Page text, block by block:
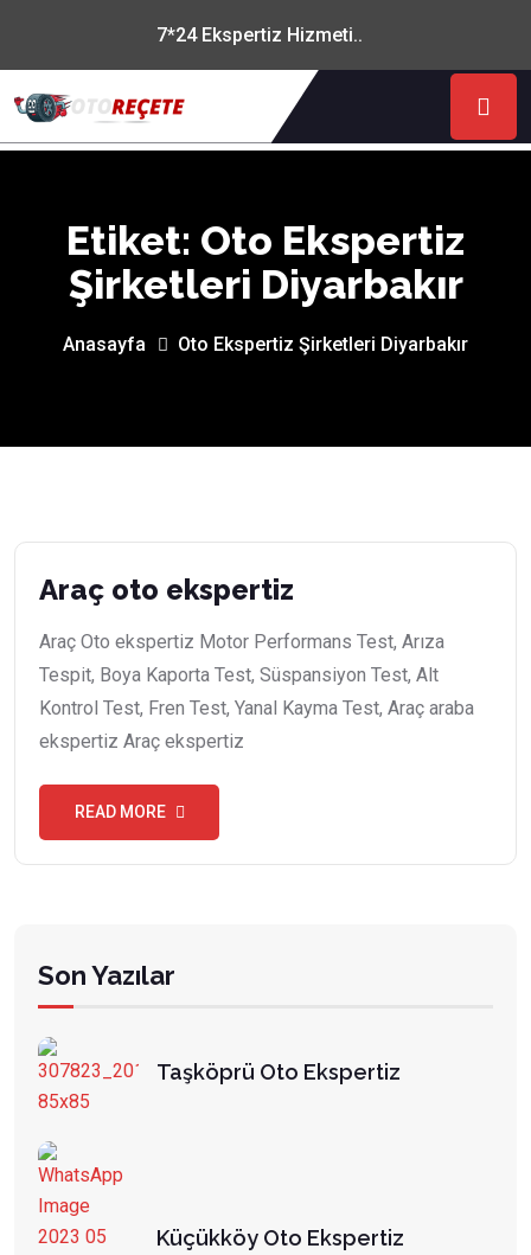
7*24 Ekspertiz Hizmeti..
Etiket: Oto Ekspertiz
Şirketleri Diyarbakır
Anasayfa Oto Ekspertiz Şirketleri Diyarbakır
Araç oto ekspertiz
Araç Oto ekspertiz Motor Performans Test, Arıza
Tespit, Boya Kaporta Test, Süspansiyon Test, Alt
Kontrol Test, Fren Test, Yanal Kayma Test, Araç araba
ekspertiz Araç ekspertiz
READ MORE
Son Yazılar
Taşköprü Oto Ekspertiz
Küçükköy Oto Ekspertiz